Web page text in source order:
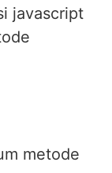
javascript
metode